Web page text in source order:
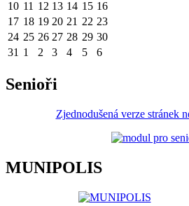
10 11 12 13 14 15 16
17 18 19 20 21 22 23
24 25 26 27 28 29 30
31 1 2 3 4 5 6
Senioři
Zjednodušená verze stránek
MUNIPOLIS